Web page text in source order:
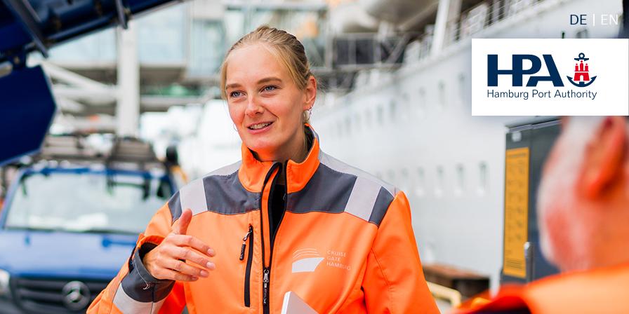
DE EN
Center der HPA
aller Verkehrsmeldungen im Hafen am